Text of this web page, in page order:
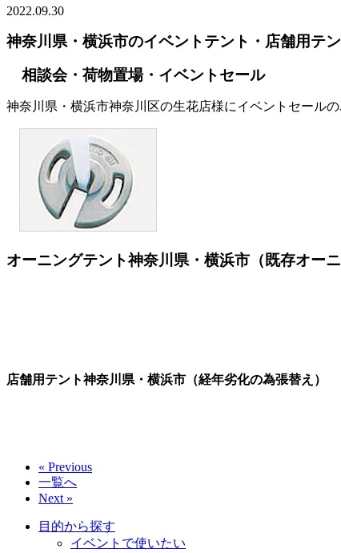
2022.09.30
神奈川県・横浜市のイベントテント・店舗用テ
相談会・荷物置場・イベントセール
神奈川県・横浜市神奈川区の生花店様にイベントセール
オーニングテント神奈川県・横浜市（既存オー
店舗用テント神奈川県・横浜市（経年劣化の為張替え）
« Previous
一覧へ
Next »
目的から探す
イベントで使いたい